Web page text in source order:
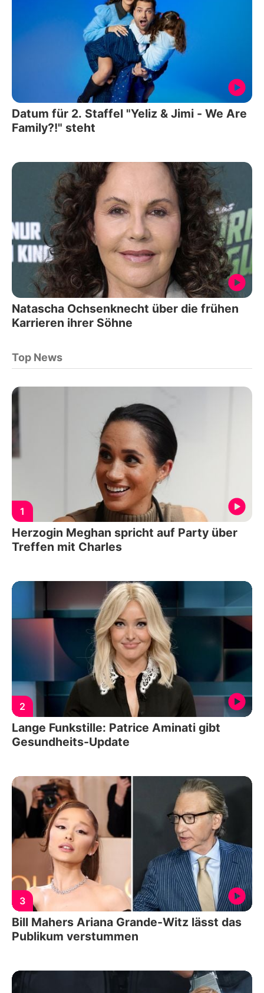
Datum für 2. Staffel "Yeliz & Jimi - We Are
Family?!" steht
Natascha Ochsenknecht über die frühen
Karrieren ihrer Söhne
Top News
1
Herzogin Meghan spricht auf Party über
Treffen mit Charles
2
Lange Funkstille: Patrice Aminati gibt
Gesundheits-Update
3
Bill Mahers Ariana Grande-Witz lässt das
Publikum verstummen